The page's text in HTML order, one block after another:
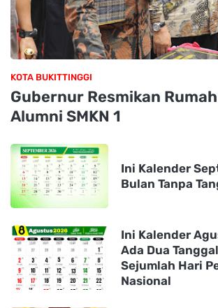
KOTA BUKITTINGGI
Gubernur Resmikan
Alumni SMKN 1
Ini Kalender
Bulan Tanpa
Ini Kalender
Ada Dua
Sejumlah Hari
Nasional